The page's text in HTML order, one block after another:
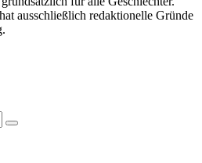
ausschließlich redaktionelle Gründe